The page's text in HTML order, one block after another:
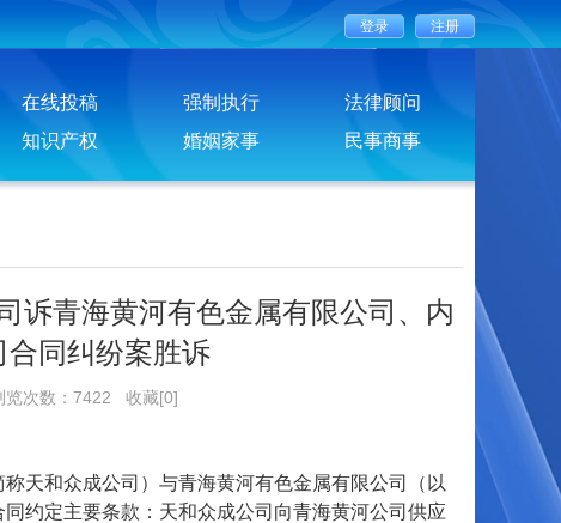
在线投稿 强制执行
法律顾问
知识产权 婚姻家事 民事商事
诉青海黄河有色金属有限公司、内
同纠纷案胜诉
览次数：7422 收藏[0]
天和众成公司）与青海黄河有色金属有限公司（以
约定主要条款：天和众成公司向青海黄河公司供应